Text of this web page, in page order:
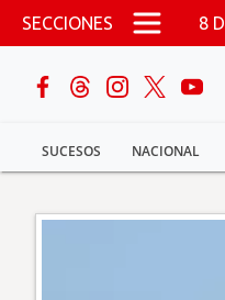
Pasar al contenido
SECCIONES 8
SUCESOS NACIONAL
buscar
Sucesos
Nacional